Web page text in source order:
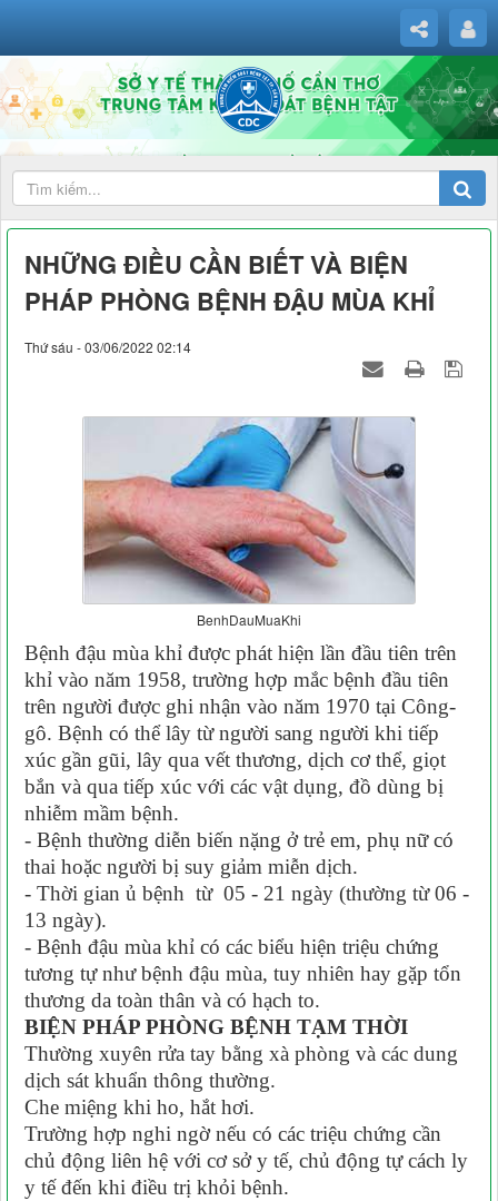
NHỮNG ĐIỀU CẦN BIẾT VÀ BIỆN
PHÁP PHÒNG BỆNH ĐẬU MÙA KHỈ
Thứ sáu - 03/06/2022 02:14
BenhDauMuaKhi
Bệnh đậu mùa khỉ được phát hiện lần đầu tiên trên
khỉ vào năm 1958, trường hợp mắc bệnh đầu tiên
trên người được ghi nhận vào năm 1970 tại Công-
gô. Bệnh có thể lây từ người sang người khi tiếp
xúc gần gũi, lây qua vết thương, dịch cơ thể, giọt
bắn và qua tiếp xúc với các vật dụng, đồ dùng bị
nhiễm mầm bệnh.
- Bệnh thường diễn biến nặng ở trẻ em, phụ nữ có
thai hoặc người bị suy giảm miễn dịch.
- Thời gian ủ bệnh từ 05 - 21 ngày (thường từ 06 -
13 ngày).
- Bệnh đậu mùa khỉ có các biểu hiện triệu chứng
tương tự như bệnh đậu mùa, tuy nhiên hay gặp tổn
thương da toàn thân và có hạch to.
BIỆN PHÁP PHÒNG BỆNH TẠM THỜI
Thường xuyên rửa tay bằng xà phòng và các dung
dịch sát khuẩn thông thường.
Che miệng khi ho, hắt hơi.
Trường hợp nghi ngờ nếu có các triệu chứng cần
chủ động liên hệ với cơ sở y tế, chủ động tự cách ly
y tế đến khi điều trị khỏi bệnh.